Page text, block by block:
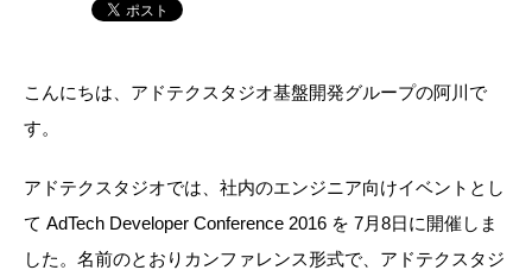
こんにちは、アドテクスタジオ基盤開発グループの阿川で
す。
アドテクスタジオでは、社内のエンジニア向けイベントとし
て AdTech Developer Conference 2016 を 7月8日に開催しま
した。名前のとおりカンファレンス形式で、アドテクスタジ